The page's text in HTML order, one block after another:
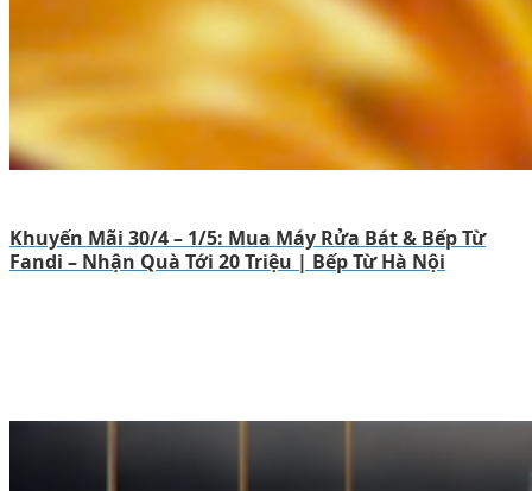
Khuyến Mãi 30/4 – 1/5: Mua Máy Rửa Bát & Bếp Từ
Fandi – Nhận Quà Tới 20 Triệu | Bếp Từ Hà Nội